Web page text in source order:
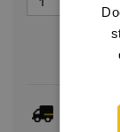
Dit